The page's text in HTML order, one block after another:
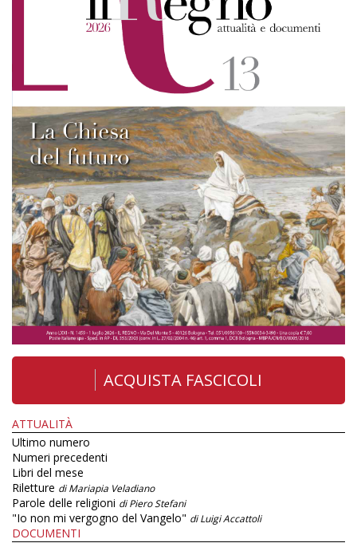
ACQUISTA FASCICOLI
ATTUALITÀ
Ultimo numero
Numeri precedenti
Libri del mese
Riletture di Mariapia Veladiano
Parole delle religioni di Piero Stefani
"Io non mi vergogno del Vangelo" di Luigi Accattoli
DOCUMENTI